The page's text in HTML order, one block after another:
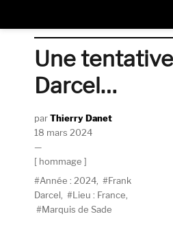
Une
Darcel…
AuteurThierry Danet
Publié
le
18 mars 2024
Catégories
hommage
Étiquettes
Année : 2024
Frank
Darcel
Lieu : France
Marquis de Sade